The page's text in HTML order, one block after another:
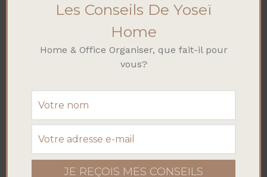
consultation d’un service en ligne avec un logiciel de
navigation. Un fichier cookie permet
notamment à son émetteur, pendant sa durée de
validité, de reconnaître le terminal
contenu numérique comportant des
cookies du même émetteur.
5.2 A quoi servent les cookies émis sur notre Site ?
Les cookies que nous émettons nous permettent :
d’établir des statistiques et volumes de fréquentation
et d’utilisation des divers
Les Conseils De Yoseï
Home
Home & Office Organiser, que fait-il pour
vous?